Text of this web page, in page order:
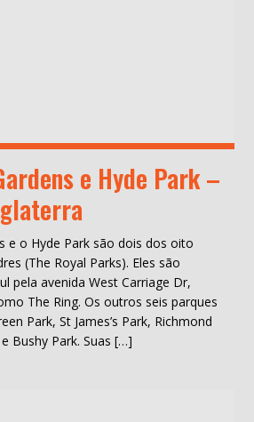
e Hyde Park –
e o Hyde Park são dois dos oito
(The Royal Parks). Eles são
pela avenida West Carriage Dr,
The Ring. Os outros seis parques
Park, St James’s Park, Richmond
Bushy Park. Suas […]